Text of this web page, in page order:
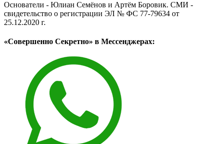
Основатели - Юлиан Семёнов и Артём Боровик. CМИ -
свидетельство о регистрации ЭЛ № ФС 77-79634 от
25.12.2020 г.
«Совершенно Секретно» в Мессенджерах: